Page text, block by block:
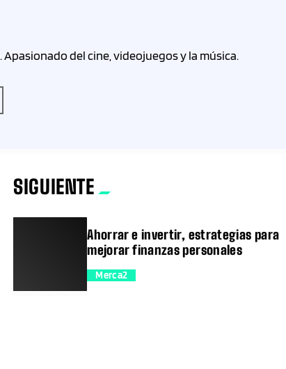
del cine, videojuegos y la música.
SIGUIENTE
Ahorrar e invertir, estrategias para
mejorar finanzas personales
Merca2